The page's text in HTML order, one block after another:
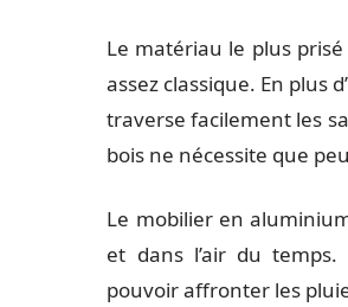
Le matériau le plus
assez classique. En plus
traverse facilement les
bois ne nécessite que
Le mobilier en
et dans l’air du
pouvoir affronter les